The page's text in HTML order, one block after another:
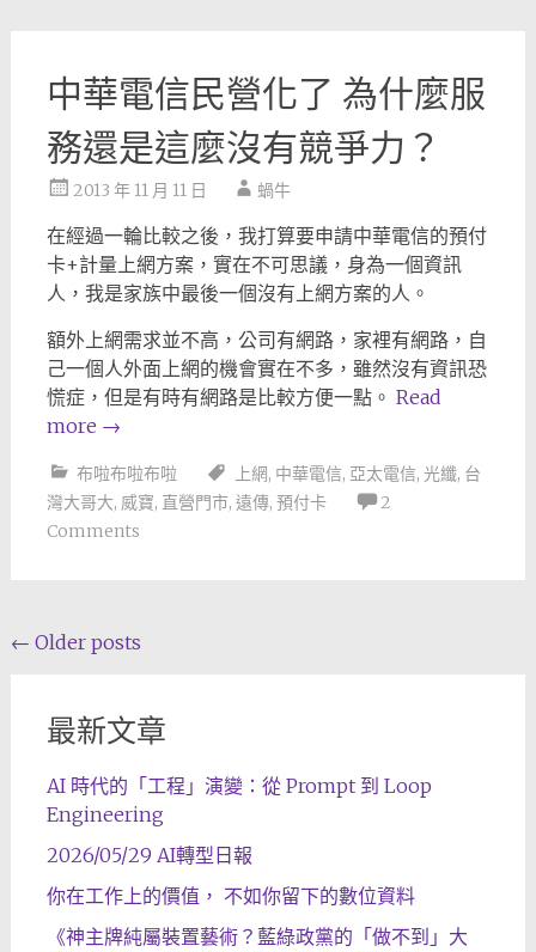
中華電信民營化了 為什麼服
務還是這麼沒有競爭力？
2013 年 11 月 11 日 蝸牛
在經過一輪比較之後，我打算要申請中華電信的預付
卡+計量上網方案，實在不可思議，身為一個資訊
人，我是家族中最後一個沒有上網方案的人。
額外上網需求並不高，公司有網路，家裡有網路，自
己一個人外面上網的機會實在不多，雖然沒有資訊恐
慌症，但是有時有網路是比較方便一點。 Read
more →
布啦布啦布啦 上網, 中華電信, 亞太電信, 光纖, 台
灣大哥大, 威寶, 直營門市, 遠傳, 預付卡
2
Comments
Posts
← Older posts
最新文章
AI 時代的「工程」演變：從 Prompt 到 Loop
Engineering
2026/05/29 AI轉型日報
你在工作上的價值， 不如你留下的數位資料
《神主牌純屬裝置藝術？藍綠政黨的「做不到」大